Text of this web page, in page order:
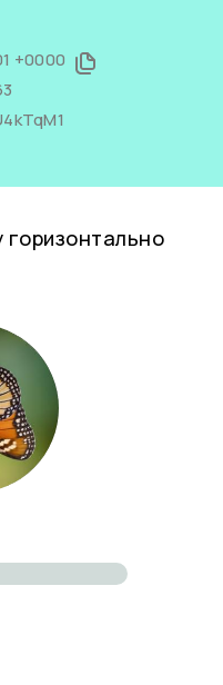
+0000
горизонтально